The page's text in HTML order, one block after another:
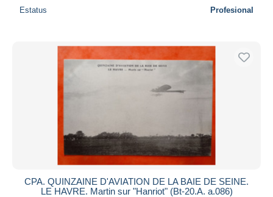
Estatus Profesional
CPA. QUINZAINE D'AVIATION DE LA BAIE DE SEINE.
LE HAVRE. Martin sur "Hanriot" (Bt-20.A. a.086)